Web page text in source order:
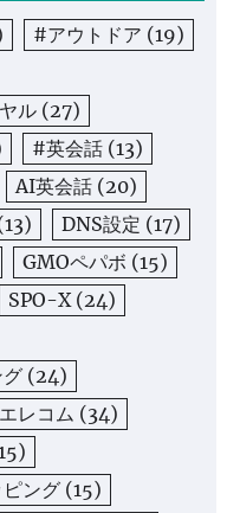
#アウトドア (19)
ル (27)
#英会話 (13)
AI英会話 (20)
DNS設定 (17)
GMOペパボ (15)
SPO-X(24)
(24)
エレコム (34)
ング (15)